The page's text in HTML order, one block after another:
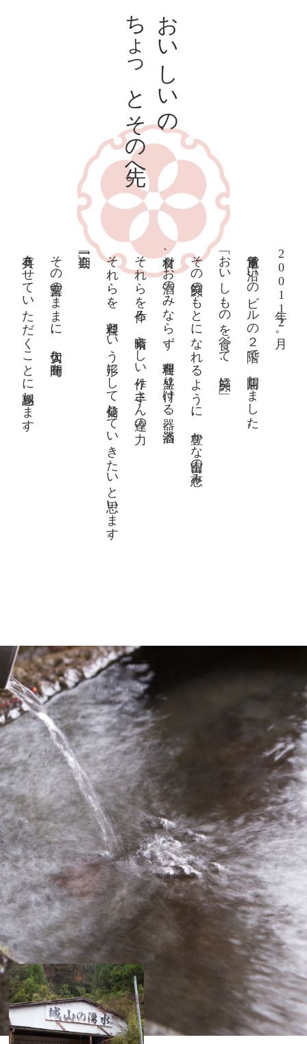
おいしいの、
ちょっとその先へ。
2001年12月。
市電通り沿いのビルの２階で、開店しました。
「おいしものを食べて、笑顔に」
その笑顔のもとになれるように、豊かな富山の恵み
食材、お酒のみならず、料理を盛り付ける器、酒器。
それらを作る、素晴らしい作り手さん達の力。
それらを、料理という形にして発信していきたいと思います。
その言葉のままに、大切な時間を
共有させていただくことに感謝します。